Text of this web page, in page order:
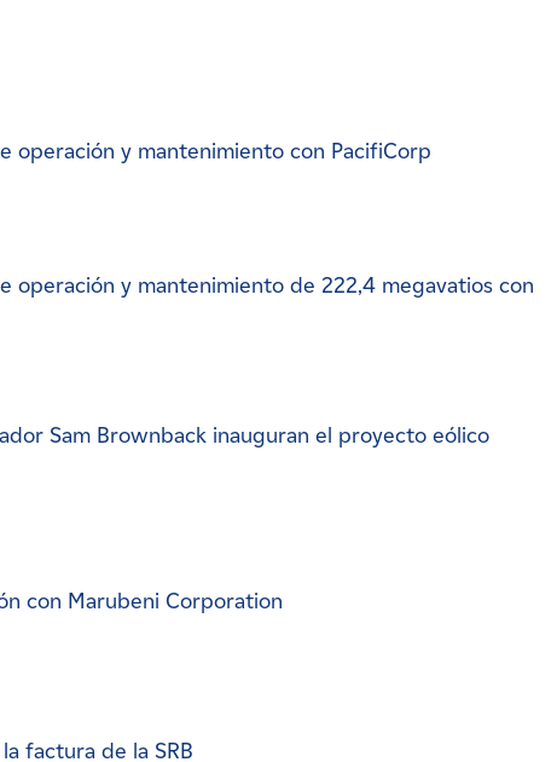
operación y mantenimiento con PacifiCorp
operación y mantenimiento de 222,4 megavatios con
Sam Brownback inauguran el proyecto eólico
con Marubeni Corporation
factura de la SRB